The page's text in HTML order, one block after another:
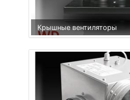
Крышные вентиляторы